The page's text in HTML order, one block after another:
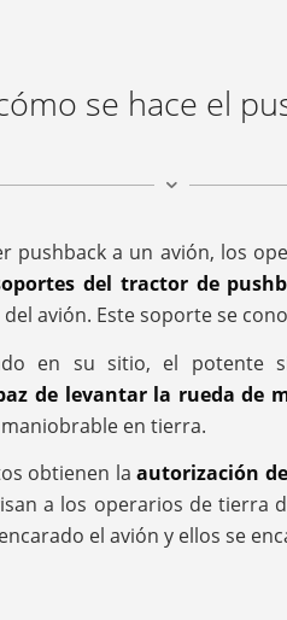
se hace el
pushback a un avión, los
del tractor de
del avión. Este soporte se
en su sitio, el potente
de levantar la rueda de
en tierra.
obtienen la autorización
a los operarios de tierra
el avión y ellos se